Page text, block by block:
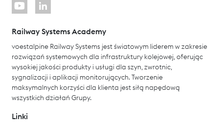
Railway Systems Academy
voestalpine Railway Systems jest światowym liderem w zakresie
rozwiązań systemowych dla infrastruktury kolejowej, oferując
wysokiej jakości produkty i usługi dla szyn, zwrotnic,
sygnalizacji i aplikacji monitorujących. Tworzenie
maksymalnych korzyści dla klienta jest siłą napędową
wszystkich działań Grupy.
Linki